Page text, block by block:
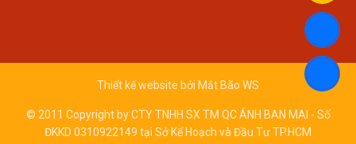
Thiết kế website bởi Mắt Bão WS
© 2011 Copyright by CTY TNHH SX TM QC ÁNH BAN MAI - Số
ĐKKD 0310922149 tại Sở Kế Hoạch và Đầu Tư TP.HCM